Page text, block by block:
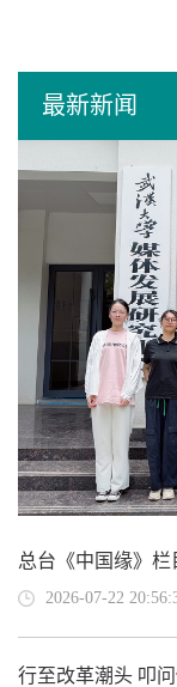
最新新闻
总台《中国缘》
2026-07-22
行至改革潮头 叩